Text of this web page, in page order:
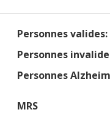
Personnes valides:
Personnes
Personnes
MRS